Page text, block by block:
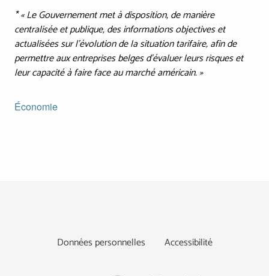
* « Le Gouvernement met à disposition, de manière
centralisée et publique, des informations objectives et
actualisées sur l'évolution de la situation tarifaire, afin de
permettre aux entreprises belges d'évaluer leurs risques et
leur capacité à faire face au marché américain. »
Économie
Données personnelles Accessibilité